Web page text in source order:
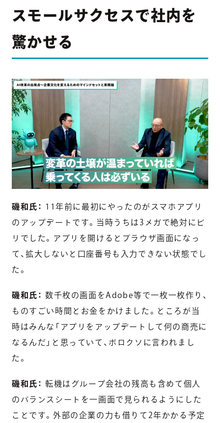
スモールサクセスで社内を
驚かせる
磯和氏：
11年前に最初にやったのがスマホアプリ
のアップデートです。当時うちは3メガで絶対にビ
リでした。アプリを開けるとブラウザ画面になっ
て、拡大しないと口座番号も入力できない状態でし
た。
磯和氏： 数千枚の画面をAdobe等で一枚一枚作り、
ものすごい時間とお金をかけました。ところが当
時はみんな「アプリをアップデートして何の商売に
なるんだ」と思っていて、ボロクソに言われまし
た。
磯和氏： 転機はグループ会社の残高も含めて個人
のバランスシートを一画面で見られるようにした
ことです。外部の企業の力も借りて2年かかる予定